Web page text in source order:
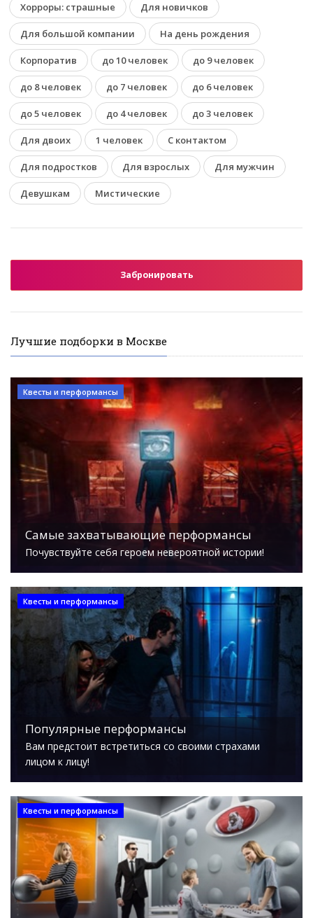
Хорроры: страшные Для новичков
Для большой компании На день рождения
Корпоратив до 10 человек до 9 человек
до 8 человек до 7 человек до 6 человек
до 5 человек до 4 человек до 3 человек
Для двоих 1 человек С контактом
Для подростков Для взрослых Для мужчин
Девушкам Мистические
Забронировать
Лучшие подборки в Москве
Квесты и перформансы
Самые захватывающие перформансы
Почувствуйте себя героем невероятной истории!
Квесты и перформансы
Популярные перформансы
Вам предстоит встретиться со своими страхами
лицом к лицу!
Квесты и перформансы